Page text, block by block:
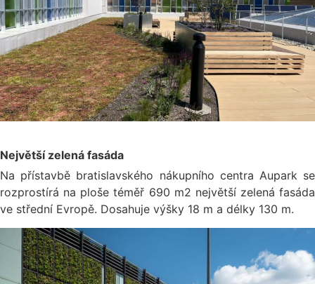
Největší zelená fasáda
Na přístavbě bratislavského nákupního centra Aupark se
rozprostírá na ploše téměř 690 m2 největší zelená fasáda
ve střední Evropě. Dosahuje výšky 18 m a délky 130 m.